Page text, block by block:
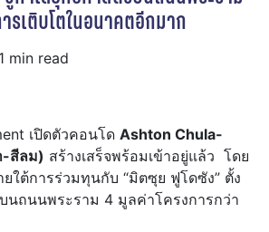
รเติบโตในอนาคตอีกมาก
min read
เปิดตัวคอนโด Ashton Chula-
-สีลม) สร้างเสร็จพร้อมเข้าอยู่แล้ว โดย
ใต้การร่วมทุนกับ “มิตซุย ฟูโดซัง” ตั้ง
นถนนพระราม 4 มูลค่าโครงการกว่า